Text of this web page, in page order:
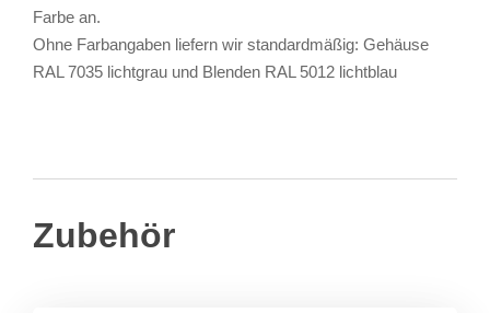
Farbe an.
Ohne Farbangaben liefern wir standardmäßig: Gehäuse
RAL 7035 lichtgrau und Blenden RAL 5012 lichtblau
Zubehör